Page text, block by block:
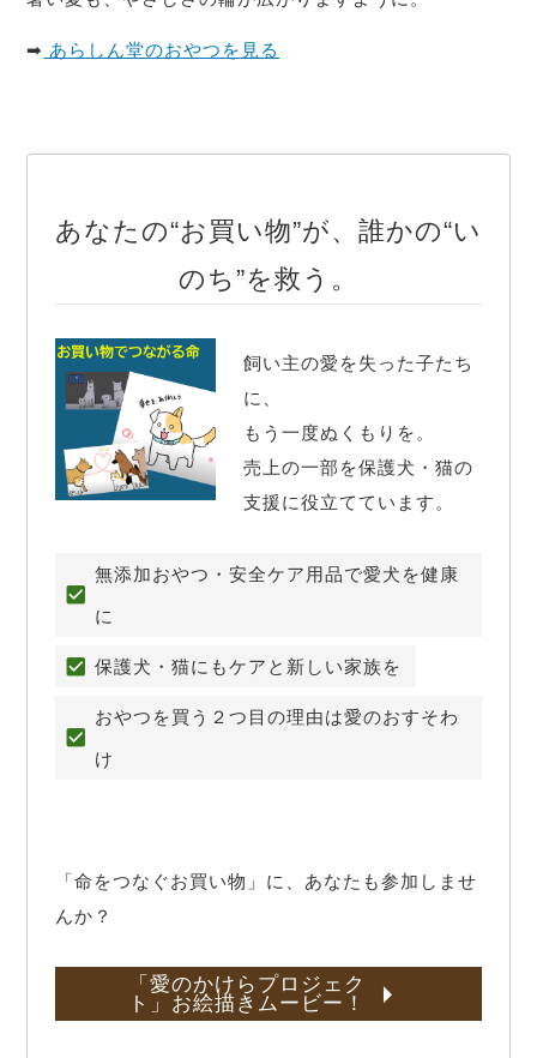
➡ あらしん堂のおやつを見る
あなたの“お買い物”が、誰かの“い
のち”を救う。
飼い主の愛を失った子たち
に、
もう一度ぬくもりを。
売上の一部を保護犬・猫の
支援に役立てています。
無添加おやつ・安全ケア用品で愛犬を健康
に
保護犬・猫にもケアと新しい家族を
おやつを買う２つ目の理由は愛のおすそわ
け
「命をつなぐお買い物」に、あなたも参加しませ
んか？
「愛のかけらプロジェク
ト」お絵描きムービー！